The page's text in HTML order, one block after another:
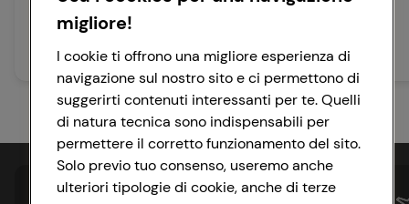
erba cipollina
25 min Media
migliore!
I cookie ti offrono una migliore esperienza di
navigazione sul nostro sito e ci permettono di
suggerirti contenuti interessanti per te. Quelli
di natura tecnica sono indispensabili per
permettere il corretto funzionamento del sito.
Solo previo tuo consenso, useremo anche
ulteriori tipologie di cookie, anche di terze